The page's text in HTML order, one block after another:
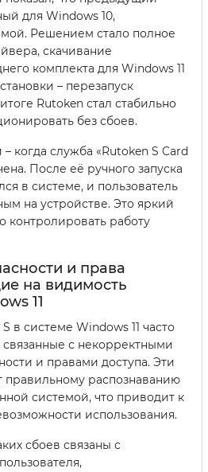
для Windows 10,
Решением стало полное
скачивание
комплекта для Windows 11
– перезапуск
Rutoken стал стабильно
без сбоев.
когда служба «Rutoken S Card
После её ручного запуска
в системе, и пользователь
на устройстве. Это яркий
контролировать работу
и права
на видимость
11
в системе Windows 11 часто
с некорректными
и правами доступа. Эти
правильному распознаванию
системой, что приводит к
использования.
сбоев связаны с